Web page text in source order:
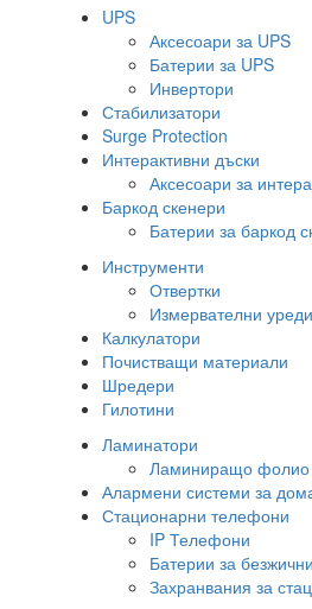
UPS
Аксесоари за UPS
Батерии за UPS
Инвертори
Стабилизатори
Surge Protection
Интерактивни дъски
Аксесоари за
Баркод скенери
Батерии за баркод
Инструменти
Отвертки
Измервателни уреди
Калкулатори
Почистващи материали
Шредери
Гилотини
Ламинатори
Ламиниращо фолио
Алармени системи за
Стационарни телефони
IP Телефони
Батерии за
Захранвания за